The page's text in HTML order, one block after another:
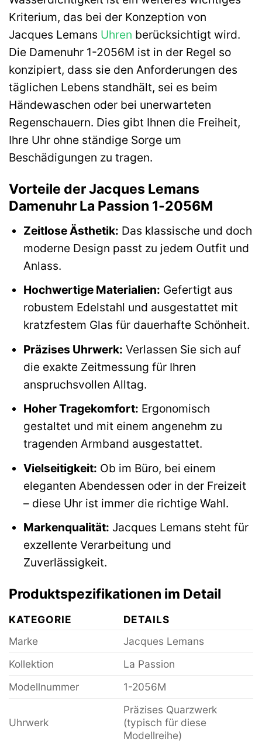
Kriterium, das bei der Konzeption von
Jacques Lemans Uhren berücksichtigt wird.
Die Damenuhr 1-2056M ist in der Regel so
konzipiert, dass sie den Anforderungen des
täglichen Lebens standhält, sei es beim
Händewaschen oder bei unerwarteten
Regenschauern. Dies gibt Ihnen die Freiheit,
Ihre Uhr ohne ständige Sorge um
Beschädigungen zu tragen.
Vorteile der Jacques Lemans
Damenuhr La Passion 1-2056M
Zeitlose Ästhetik: Das klassische und doch
moderne Design passt zu jedem Outfit und
Anlass.
Hochwertige Materialien: Gefertigt aus
robustem Edelstahl und ausgestattet mit
kratzfestem Glas für dauerhafte Schönheit.
Präzises Uhrwerk: Verlassen Sie sich auf
die exakte Zeitmessung für Ihren
anspruchsvollen Alltag.
Hoher Tragekomfort: Ergonomisch
gestaltet und mit einem angenehm zu
tragenden Armband ausgestattet.
Vielseitigkeit: Ob im Büro, bei einem
eleganten Abendessen oder in der Freizeit
– diese Uhr ist immer die richtige Wahl.
Markenqualität: Jacques Lemans steht für
exzellente Verarbeitung und
Zuverlässigkeit.
Produktspezifikationen im Detail
KATEGORIE
DETAILS
Marke
Jacques Lemans
Kollektion
La Passion
Modellnummer
1-2056M
Uhrwerk
Präzises Quarzwerk
(typisch für diese
Modellreihe)